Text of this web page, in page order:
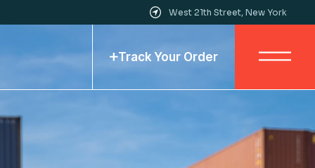
West 21th Street, New York
Track Your Order